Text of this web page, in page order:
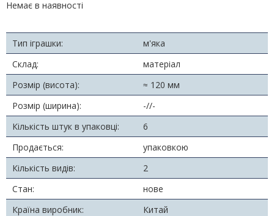
Немає в наявності
Тип іграшки:
м'яка
Склад:
матеріал
Розмір (висота):
≈ 120 мм
Розмір (ширина):
-//-
Кількість штук в упаковці:
6
Продається:
упаковкою
Кількість видів:
2
Стан:
нове
Країна виробник:
Китай